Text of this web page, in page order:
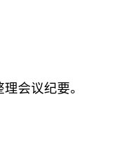
会议纪要。